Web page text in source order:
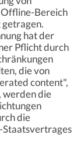
Offline-Bereich
hat der
Pflicht durch
die von
content",
werden die
die
Staatsvertrages